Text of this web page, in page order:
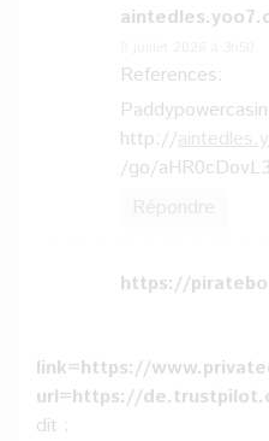
References:
http://
/go/
https://
link=https://
url=https://
dit :